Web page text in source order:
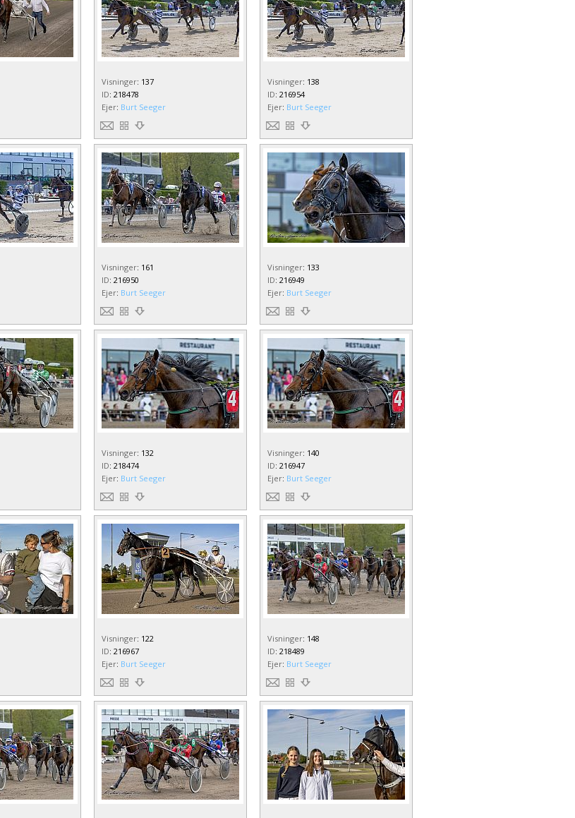
Visninger: 137
ID: 218478
Ejer: Burt Seeger
Visninger: 138
ID: 216954
Ejer: Burt Seeger
Visninger: 161
ID: 216950
Ejer: Burt Seeger
Visninger: 133
ID: 216949
Ejer: Burt Seeger
Visninger: 132
ID: 218474
Ejer: Burt Seeger
Visninger: 140
ID: 216947
Ejer: Burt Seeger
Visninger: 122
ID: 216967
Ejer: Burt Seeger
Visninger: 148
ID: 218489
Ejer: Burt Seeger